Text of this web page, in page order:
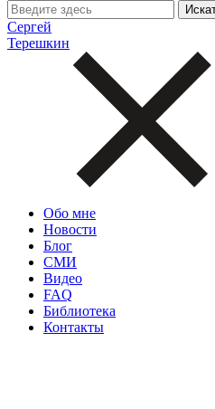
Сергей
Терешкин
Обо мне
Новости
Блог
СМИ
Видео
FAQ
Библиотека
Контакты